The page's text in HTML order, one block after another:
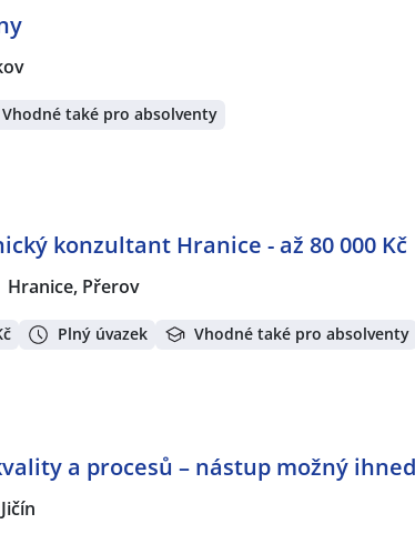
Vhodné také pro absolventy
konzultant Hranice - až 80 000 Kč
Hranice, Přerov
Plný úvazek Vhodné také pro absolventy
a procesů – nástup možný ihned